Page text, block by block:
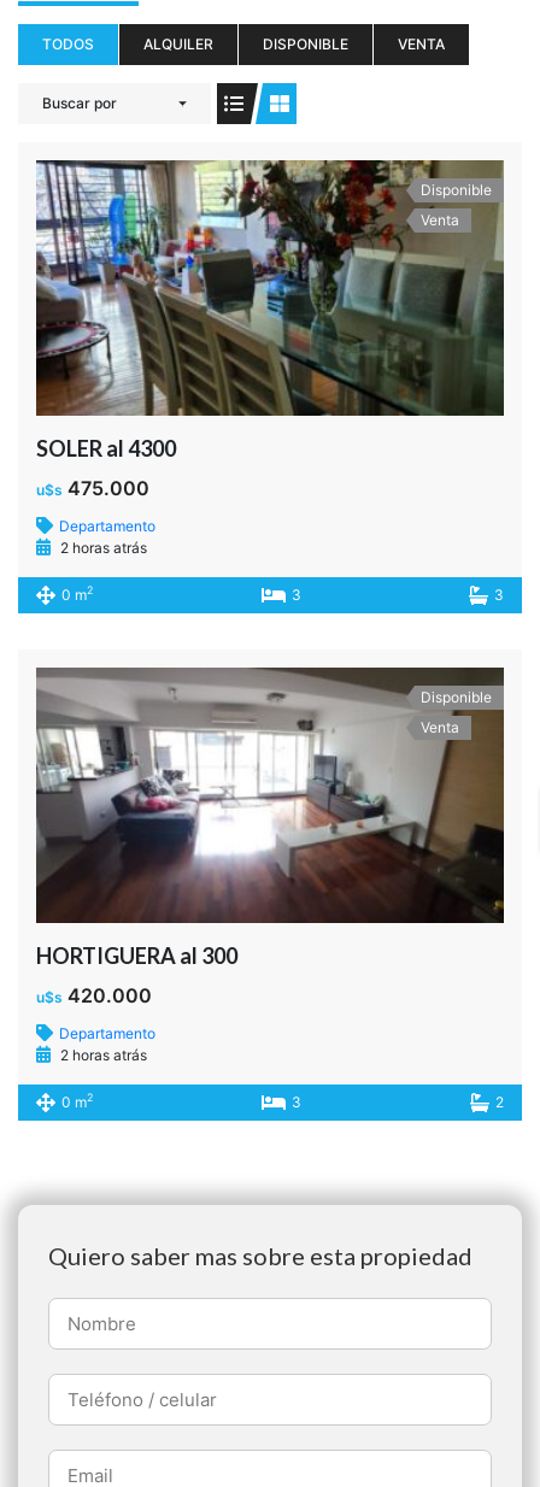
TODOS ALQUILER DISPONIBLE VENTA
Buscar por
Disponible
Venta
SOLER al 4300
u$s 475.000
Departamento
2 horas atrás
0 m2 3 3
Disponible
Venta
HORTIGUERA al 300
u$s 420.000
Departamento
2 horas atrás
0 m2 3 2
Quiero saber mas sobre esta propiedad